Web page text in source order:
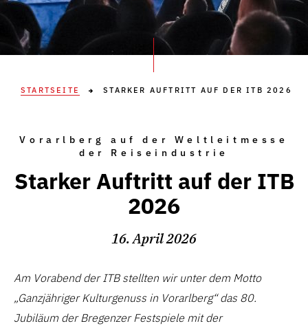
STARTSEITE STARKER AUFTRITT AUF DER ITB 2026
Vorarlberg auf der Weltleitmesse
der Reiseindustrie
Starker Auftritt auf der ITB
2026
16. April 2026
Am Vorabend der ITB stellten wir unter dem Motto
„Ganzjähriger Kulturgenuss in Vorarlberg“ das 80.
Jubiläum der Bregenzer Festspiele mit der